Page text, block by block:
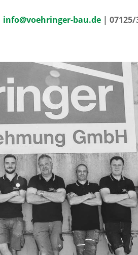
info@voehringer-bau.de | 07125/